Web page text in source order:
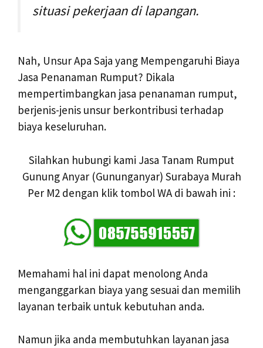
situasi pekerjaan di lapangan.
Nah, Unsur Apa Saja yang Mempengaruhi Biaya
Jasa Penanaman Rumput? Dikala
mempertimbangkan jasa penanaman rumput,
berjenis-jenis unsur berkontribusi terhadap
biaya keseluruhan.
Silahkan hubungi kami Jasa Tanam Rumput
Gunung Anyar (Gununganyar) Surabaya Murah
Per M2 dengan klik tombol WA di bawah ini :
Memahami hal ini dapat menolong Anda
menganggarkan biaya yang sesuai dan memilih
layanan terbaik untuk kebutuhan anda.
Namun jika anda membutuhkan layanan jasa